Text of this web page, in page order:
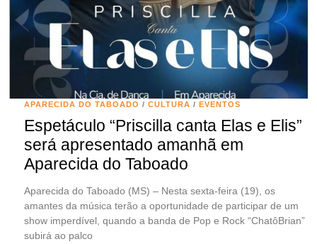
APARECIDA DO TABOADO / CULTURA / EVENTOS
Espetáculo “Priscilla canta Elas e Elis”
será apresentado amanhã em
Aparecida do Taboado
Aparecida do Taboado (MS) – Nesta sexta-feira (19), os
amantes da música terão a oportunidade de participar de um
show imperdível, quando a banda de Pop e Rock “ChatôBrian”
subirá ao palco